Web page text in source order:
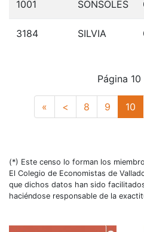
1001 SONSOLES
3184 SILVIA
Página
« Primero
< Anterior
8 9 10
(*) Este censo lo forman los
El Colegio de Economistas de
que dichos datos han sido
haciéndose responsable de la